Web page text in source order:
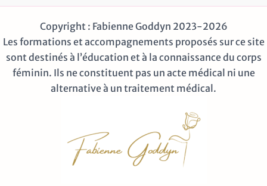
Copyright : Fabienne Goddyn 2023-2026
Les formations et accompagnements proposés sur ce site
sont destinés à l’éducation et à la connaissance du corps
féminin. Ils ne constituent pas un acte médical ni une
alternative à un traitement médical.